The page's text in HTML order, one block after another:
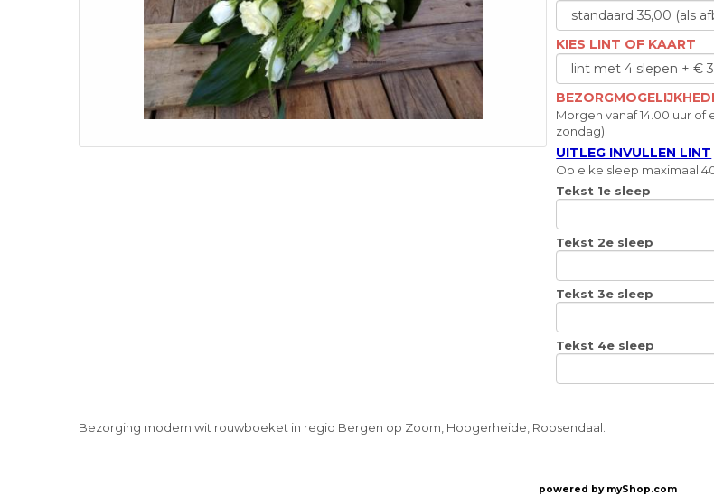
KIES LINT OF KAART
Morgen vanaf 14.00 uur
zondag)
UITLEG INVULLEN LINT
Op elke sleep maximaal
Tekst 1e sleep
Tekst 2e sleep
Tekst 3e sleep
Tekst 4e sleep
Bezorging modern wit rouwboeket in regio Bergen op Zoom, Hoogerheide, Roosendaal.
powered by myShop.com